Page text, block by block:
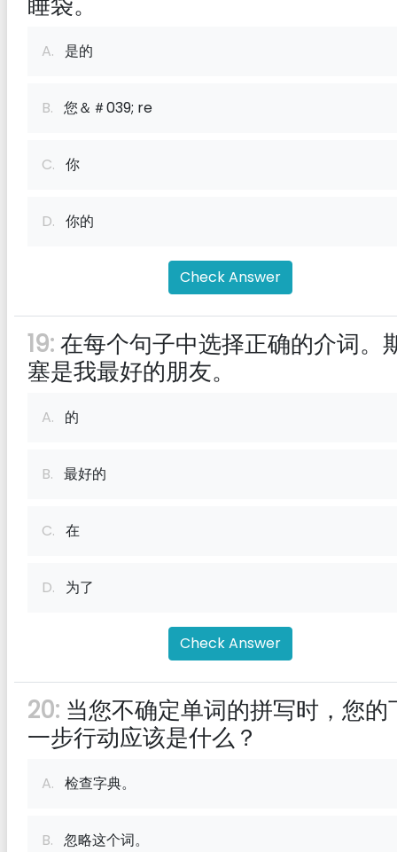
A. 是的
B. 您＆＃039; re
C. 你
D. 你的
Check Answer
19:在每个句子中选择正确的介词。
塞是我最好的朋友。
A. 的
B. 最好的
C. 在
D. 为了
Check Answer
20: 当您不确定单词的拼写时，您的
一步行动应该是什么？
A. 检查字典。
B. 忽略这个词。